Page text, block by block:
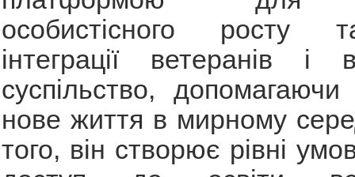
особистісного росту
інтеграції ветеранів і
суспільство,
нове життя в мирному
того, він створює рівні